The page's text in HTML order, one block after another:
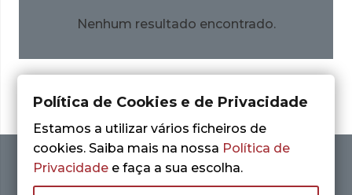
Nenhum resultado encontrado.
Política de Cookies e de Privacidade
Estamos a utilizar vários ficheiros de
cookies. Saiba mais na nossa Política de
Privacidade e faça a sua escolha.